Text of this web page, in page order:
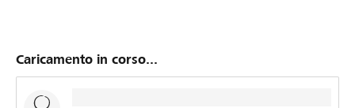
Caricamento in corso...